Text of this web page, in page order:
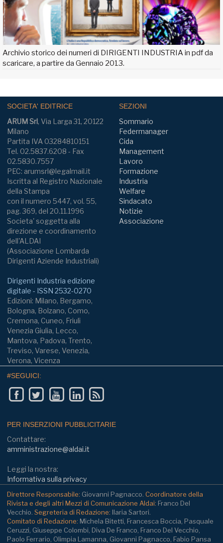
Archivio storico dei numeri di DIRIGENTI INDUSTRIA in pdf da
scaricare, a partire da Gennaio 2013.
SOCIETA' EDITRICE
ARUM Srl, Via Larga 31, 20122
Milano
Partita IVA 03284810151
Tel. 02.5837.6208 - Fax
02.5830.7557
PEC: arumsrl@legalmail.it
Iscritta al Registro Nazionale
della Stampa
con il numero 5447, vol. 55,
pag. 369, del 20.11.1996
Societa' soggetta alla
direzione e coordinamento
dell'ALDAI
(Associazione Lombarda
Dirigenti Aziende Industriali)
Dirigenti Industria edizione
digitale - ISSN 2532-0270
Edizioni: Milano, Bergamo,
Bologna, Bolzano, Como,
Cremona, Cuneo, Friuli
Venezia Giulia, Lecco,
Mantova, Padova, Trento,
Treviso, Varese, Venezia,
Verona, Vicenza
SEZIONI
Sommario
Federmanager
Cida
Management
Lavoro
Formazione
Industria
Welfare
Sindacato
Notizie
Associazione
#SEGUICI:
PER INSERZIONI PUBBLICITARIE
Contattare:
amministrazione@aldai.it
Leggi la nostra:
Informativa sulla privacy
Direttore Responsabile: Giovanni Pagnacco. Coordinatore della
Rivista e degli altri Mezzi di Comunicazione Aldai: Franco Del
Vecchio. Segreteria di Redazione: Ilaria Sartori.
Comitato di Redazione: Michela Bitetti, Francesca Boccia, Pasquale
Ceruzzi, Giuseppe Colombi, Diva De Franco, Franco Del Vecchio,
Paolo Ferrario, Olimpia Lamanna, Giovanni Pagnacco, Fabio Pansa